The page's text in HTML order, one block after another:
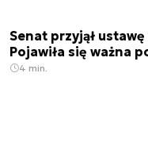
Senat przyjął ustawę
Pojawiła się ważna
4 min.